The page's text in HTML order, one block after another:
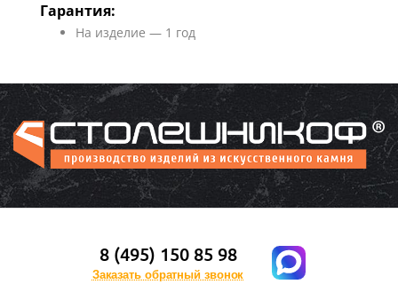
Гарантия:
На изделие — 1 год
8 (495) 150 85 98
Заказать обратный звонок